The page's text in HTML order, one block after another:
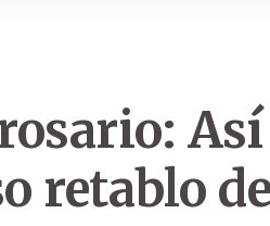
retablo